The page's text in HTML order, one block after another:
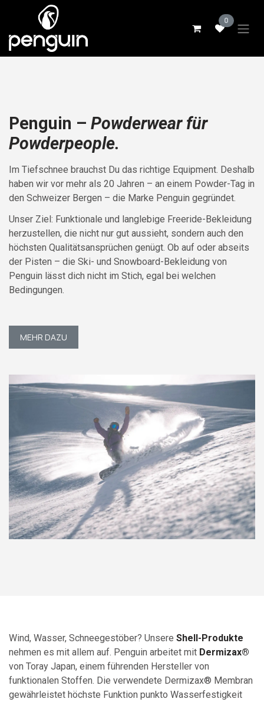
Zum Inhalt springen
0
Penguin – Powderwear für
Powderpeople.
Im Tiefschnee brauchst Du das richtige Equipment. Deshalb
haben wir vor mehr als 20 Jahren – an einem Powder-Tag in
den Schweizer Bergen – die Marke Penguin gegründet.
Unser Ziel: Funktionale und langlebige Freeride-Bekleidung
herzustellen, die nicht nur gut aussieht, sondern auch den
höchsten Qualitätsansprüchen genügt. Ob auf oder abseits
der Pisten – die Ski- und Snowboard-Bekleidung von
Penguin lässt dich nicht im Stich, egal bei welchen
Bedingungen.
MEHR DAZU
Wind, Wasser, Schneegestöber? Unsere Shell-Produkte
nehmen es mit allem auf. Penguin arbeitet mit Dermizax®
von Toray Japan, einem führenden Hersteller von
funktionalen Stoffen. Die verwendete Dermizax® Membran
gewährleistet höchste Funktion punkto Wasserfestigkeit